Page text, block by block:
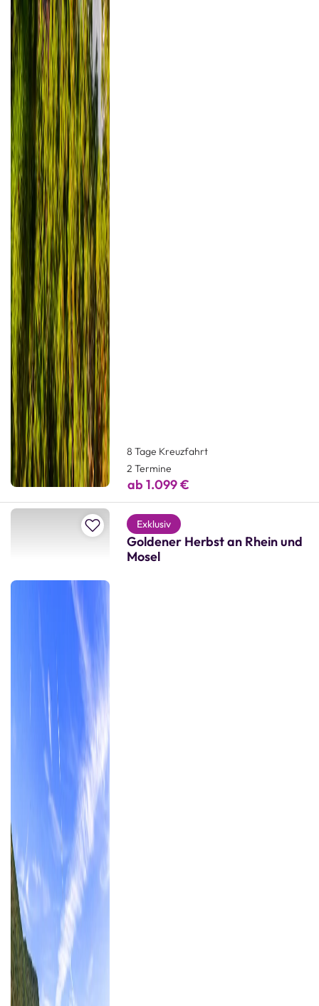
8 Tage Kreuzfahrt
2 Termine
ab 1.099 €
Zur Merkliste hinzufügen
Exklusiv
Goldener Herbst an Rhein und
Mosel